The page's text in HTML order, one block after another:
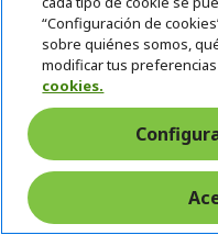
899,90 €
EN STOCK
(ENTREGA 1-5 DÍAS
Cantidad:
“Configuración de
sobre quiénes somos,
modificar tus
cookies.